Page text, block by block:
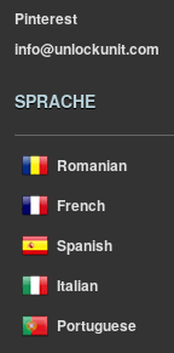
Pinterest
info@unlockunit.com
SPRACHE
Romanian
French
Spanish
Italian
Portuguese